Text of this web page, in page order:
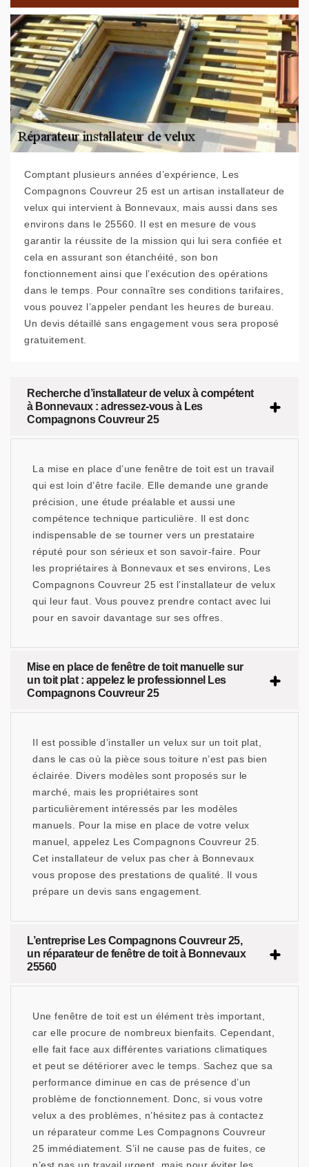
Comptant plusieurs années d’expérience, Les
Compagnons Couvreur 25 est un artisan installateur de
velux qui intervient à Bonnevaux, mais aussi dans ses
environs dans le 25560. Il est en mesure de vous
garantir la réussite de la mission qui lui sera confiée et
cela en assurant son étanchéité, son bon
fonctionnement ainsi que l’exécution des opérations
dans le temps. Pour connaître ses conditions tarifaires,
vous pouvez l’appeler pendant les heures de bureau.
Un devis détaillé sans engagement vous sera proposé
gratuitement.
Recherche d’installateur de velux à compétent
à Bonnevaux : adressez-vous à Les
Compagnons Couvreur 25
La mise en place d’une fenêtre de toit est un travail
qui est loin d’être facile. Elle demande une grande
précision, une étude préalable et aussi une
compétence technique particulière. Il est donc
indispensable de se tourner vers un prestataire
réputé pour son sérieux et son savoir-faire. Pour
les propriétaires à Bonnevaux et ses environs, Les
Compagnons Couvreur 25 est l’installateur de velux
qui leur faut. Vous pouvez prendre contact avec lui
pour en savoir davantage sur ses offres.
Mise en place de fenêtre de toit manuelle sur
un toit plat : appelez le professionnel Les
Compagnons Couvreur 25
Il est possible d’installer un velux sur un toit plat,
dans le cas où la pièce sous toiture n’est pas bien
éclairée. Divers modèles sont proposés sur le
marché, mais les propriétaires sont
particulièrement intéressés par les modèles
manuels. Pour la mise en place de votre velux
manuel, appelez Les Compagnons Couvreur 25.
Cet installateur de velux pas cher à Bonnevaux
vous propose des prestations de qualité. Il vous
prépare un devis sans engagement.
L’entreprise Les Compagnons Couvreur 25,
un réparateur de fenêtre de toit à Bonnevaux
25560
Une fenêtre de toit est un élément très important,
car elle procure de nombreux bienfaits. Cependant,
elle fait face aux différentes variations climatiques
et peut se détériorer avec le temps. Sachez que sa
performance diminue en cas de présence d’un
problème de fonctionnement. Donc, si vous votre
velux a des problèmes, n’hésitez pas à contactez
un réparateur comme Les Compagnons Couvreur
25 immédiatement. S’il ne cause pas de fuites, ce